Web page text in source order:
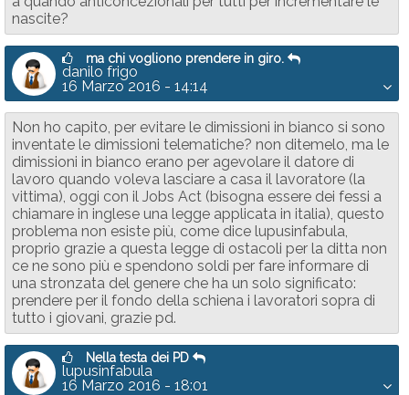
nascite?
ma chi vogliono prendere in giro.
danilo frigo
16 Marzo 2016 - 14:14
Non ho capito, per evitare le dimissioni in bianco si sono
inventate le dimissioni telematiche? non ditemelo, ma le
dimissioni in bianco erano per agevolare il datore di
lavoro quando voleva lasciare a casa il lavoratore (la
vittima), oggi con il Jobs Act (bisogna essere dei fessi a
chiamare in inglese una legge applicata in italia), questo
problema non esiste più, come dice lupusinfabula,
proprio grazie a questa legge di ostacoli per la ditta non
ce ne sono più e spendono soldi per fare informare di
una stronzata del genere che ha un solo significato:
prendere per il fondo della schiena i lavoratori sopra di
tutto i giovani, grazie pd.
Nella testa dei PD
lupusinfabula
16 Marzo 2016 - 18:01